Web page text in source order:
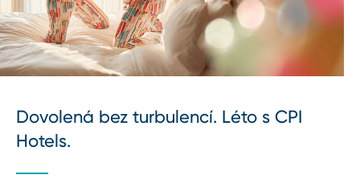
Dovolená bez turbulencí. Léto s CPI
Hotels.